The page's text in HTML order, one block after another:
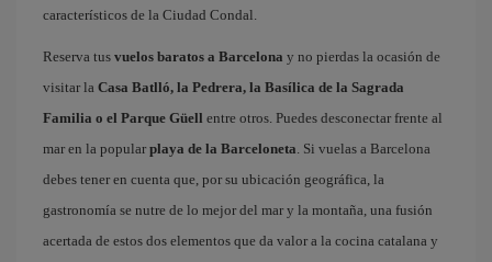
característicos de la Ciudad Condal.
Reserva tus vuelos baratos a Barcelona y no pierdas la ocasión de
visitar la Casa Batlló, la Pedrera, la Basílica de la Sagrada
Familia o el Parque Güell entre otros. Puedes desconectar frente al
mar en la popular playa de la Barceloneta. Si vuelas a Barcelona
debes tener en cuenta que, por su ubicación geográfica, la
gastronomía se nutre de lo mejor del mar y la montaña, una fusión
acertada de estos dos elementos que da valor a la cocina catalana y